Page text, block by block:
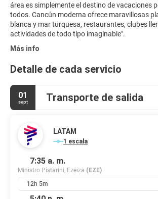
área es simplemente el destino de vacaciones
todos. Cancún moderna ofrece maravillosas
blanca y mar turquesa, restaurantes, clubes
Más info
Detalle de cada servicio
01
sept Transporte de salida
LATAM
1 escala
7:35 a. m.
Ministro Pistarini, Ezeiza (EZE)
12h 5m